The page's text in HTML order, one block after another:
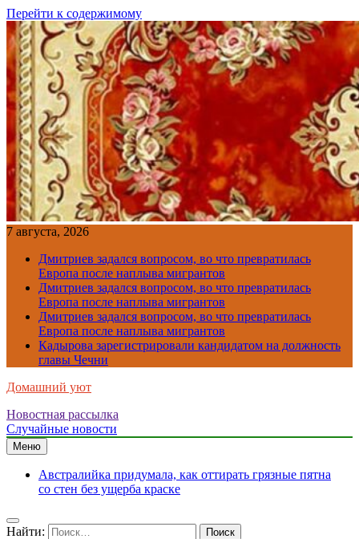
Перейти к содержимому
7 августа, 2026
Дмитриев задался вопросом, во что превратилась
Европа после наплыва мигрантов
Дмитриев задался вопросом, во что превратилась
Европа после наплыва мигрантов
Дмитриев задался вопросом, во что превратилась
Европа после наплыва мигрантов
Кадырова зарегистрировали кандидатом на должность
главы Чечни
Домашний уют
Новостная рассылка
Случайные новости
Меню
Австралийка придумала, как оттирать грязные пятна
со стен без ущерба краске
Найти: